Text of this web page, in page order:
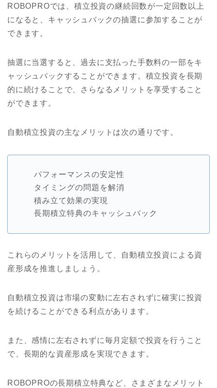
ROBOPROでは、積立投資の継続回数が一定回数以上
になると、キャッシュバックの抽選に参加することが
できます。
抽選に当選すると、過去に支払った手数料の一部をキ
ャッシュバックすることができます。積立投資を長期
的に続けることで、さらなるメリットを享受すること
ができます。
自動積立投資の主なメリットは次の通りです。
パフォーマンスの安定性
タイミングの問題を解消
積み立て効果の実現
長期積立特典のキャッシュバック
これらのメリットを活用して、自動積立投資による資
産形成を推進しましょう。
自動積立投資は市場の変動に左右されずに確実に投資
を続けることができる利点があります。
また、感情に左右されずに毎月定額で投資を行うこと
で、長期的な資産形成を実現できます。
ROBOPROの長期積立特典など、さまざまなメリット